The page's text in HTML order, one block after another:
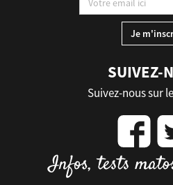
SUIVEZ-
Suivez-nous sur